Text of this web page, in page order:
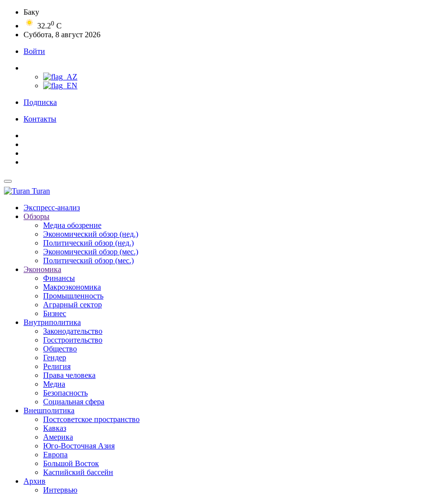
Баку
32.20 C
Суббота, 8 август 2026
Войти
Подписка
Контакты
Turan
Экспресс-анализ
Обзоры
Медиа обозрение
Экономический обзор (нед.)
Политический обзор (нед.)
Экономический обзор (мес.)
Политический обзор (мес.)
Экономика
Финансы
Макроэкономика
Промышленность
Аграрный сектор
Бизнес
Внутриполитика
Законодательство
Госстроительство
Общество
Гендер
Религия
Права человека
Медиа
Безопасность
Социальная сфера
Внешполитика
Постсоветское пространство
Кавказ
Америка
Юго-Восточная Азия
Европа
Большой Восток
Каспийский бассейн
Архив
Интервью